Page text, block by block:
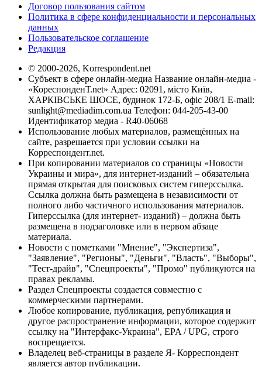
Договор пользования сайтом
Политика в сфере конфиденциальности и персональных
данных
Пользовательское соглашение
Редакция
© 2000-2026, Korrespondent.net
Субъект в сфере онлайн-медиа Название онлайн-медиа -
«КореспонденТ.net» Адрес: 02091, місто Київ,
ХАРКІВСЬКЕ ШОСЕ, будинок 172-Б, офіс 208/1 E-mail:
sunlight@mediadim.com.ua Телефон: 044-205-43-00
Идентификатор медиа - R40-06068
Использование любых материалов, размещённых на
сайте, разрешается при условии ссылки на
Корреспондент.net.
При копировании материалов со страницы «Новости
Украины и мира», для интернет-изданий – обязательна
прямая открытая для поисковых систем гиперссылка.
Ссылка должна быть размещена в независимости от
полного либо частичного использования материалов.
Гиперссылка (для интернет- изданий) – должна быть
размещена в подзаголовке или в первом абзаце
материала.
Новости с пометками "Мнение", "Экспертиза",
"Заявление", "Регионы", "Деньги", "Власть", "Выборы",
"Тест-драйв", "Спецпроекты", "Промо" публикуются на
правах рекламы.
Раздел Спецпроекты создается совместно с
коммерческими партнерами.
Любое копирование, публикация, републикация и
другое распространение информации, которое содержит
ссылку на "Интерфакс-Украина", EPA / UPG, строго
воспрещается.
Владелец веб-страницы в разделе Я- Корреспондент
является автор публикации.